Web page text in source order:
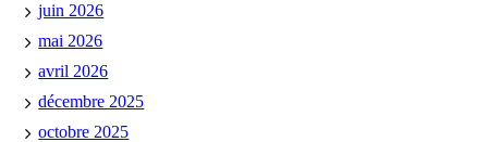
juin 2026
mai 2026
avril 2026
décembre 2025
octobre 2025